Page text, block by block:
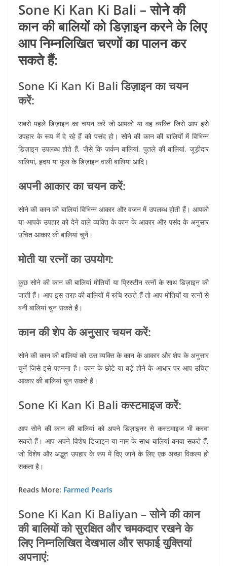
Sone Ki Kan Ki Bali – सोने की
कान की बालियों को डिज़ाइन करने के लिए
आप निम्नलिखित चरणों का पालन कर
सकते हैं:
Sone Ki Kan Ki Bali डिज़ाइन का चयन
करें:
सबसे पहले डिज़ाइन का चयन करें जो आपको या वह व्यक्ति जिसे आप इसे
उपहार के रूप में दे रहे हैं को पसंद हो। सोने की कान की बालियों में विभिन्न
डिज़ाइन उपलब्ध होते हैं, जैसे कि ज़र्कन बालियां, पुतले की बालियां, जूड़ीदार
बालियां, हृदय या फूल के डिज़ाइन वाली बालियां आदि।
अपनी आकार का चयन करें:
सोने की कान की बालियां विभिन्न आकार और वजन में उपलब्ध होती हैं। आपको
या आपके उपहार को देने वाले व्यक्ति के कान के आकार और पसंद के अनुसार
उचित आकार की बालियां चुनें।
मोती या रत्नों का उपयोग:
कुछ सोने की कान की बालियां मोतियों या प्रिस्टीन रत्नों के साथ डिज़ाइन की
जाती हैं। आप इस तरह की बालियों में रुचि रखते हैं तो आप मोतियों या रत्नों से
बनी बालियां चुन सकते हैं।
कान की शेप के अनुसार चयन करें:
सोने की कान की बालियां को उस व्यक्ति के कान के आकार और शेप के अनुसार
चुनें जिसे इसे पहनना है। कान के छोटे या बड़े होने के आधार पर आप उचित
आकार की बालियां चुन सकते हैं।
Sone Ki Kan Ki Bali कस्टमाइज करें:
आप सोने की कान की बालियां को अपने डिज़ाइनर से कस्टमाइज भी करवा
सकते हैं। आप अपने विशेष डिज़ाइन या नाम के साथ बालियां बनवा सकते हैं,
जो विशेष और अद्भुत उपहार के रूप में दिए जाने के लिए एक अच्छा विकल्प हो
सकता है।
Reads More: Farmed Pearls
Sone Ki Kan Ki Baliyan –सोने की कान
की बालियों को सुरक्षित और चमकदार रखने के
लिए निम्नलिखित देखभाल और सफाई युक्तियां
अपनाएं: